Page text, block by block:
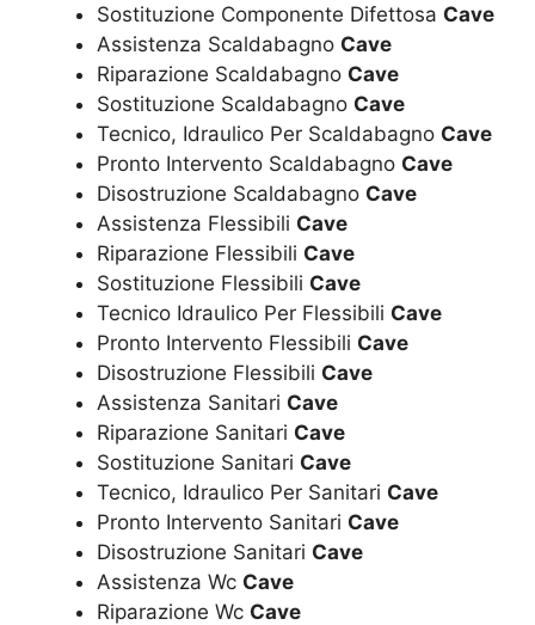
Sostituzione Componente Difettosa Cave
Assistenza Scaldabagno Cave
Riparazione Scaldabagno Cave
Sostituzione Scaldabagno Cave
Tecnico, Idraulico Per Scaldabagno Cave
Pronto Intervento Scaldabagno Cave
Disostruzione Scaldabagno Cave
Assistenza Flessibili Cave
Riparazione Flessibili Cave
Sostituzione Flessibili Cave
Tecnico Idraulico Per Flessibili Cave
Pronto Intervento Flessibili Cave
Disostruzione Flessibili Cave
Assistenza Sanitari Cave
Riparazione Sanitari Cave
Sostituzione Sanitari Cave
Tecnico, Idraulico Per Sanitari Cave
Pronto Intervento Sanitari Cave
Disostruzione Sanitari Cave
Assistenza Wc Cave
Riparazione Wc Cave